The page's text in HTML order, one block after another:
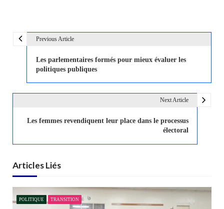
N
g
o
n
d
e
l
Previous Article
Les parlementaires formés pour mieux évaluer les
politiques publiques
Next Article
Les femmes revendiquent leur place dans le processus
électoral
Articles Liés
POLITIQUE TRANSITION